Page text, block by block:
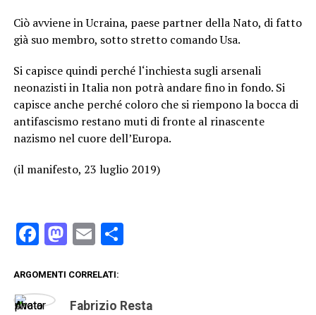
Ciò avviene in Ucraina, paese partner della Nato, di fatto
già suo membro, sotto stretto comando Usa.
Si capisce quindi perché l‘inchiesta sugli arsenali
neonazisti in Italia non potrà andare fino in fondo. Si
capisce anche perché coloro che si riempono la bocca di
antifascismo restano muti di fronte al rinascente
nazismo nel cuore dell’Europa.
(il manifesto, 23 luglio 2019)
Facebook
Mastodon
EmailCondividi
ARGOMENTI CORRELATI:
Fabrizio Resta